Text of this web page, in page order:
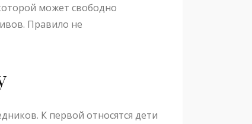
может свободно
Правило не
К первой относятся дети